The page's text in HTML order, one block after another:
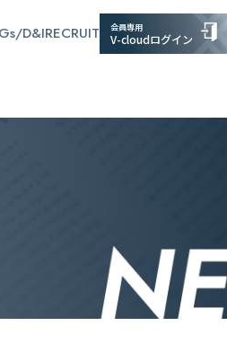
D&IRECRUIT 会員専用
V-cloudログイン